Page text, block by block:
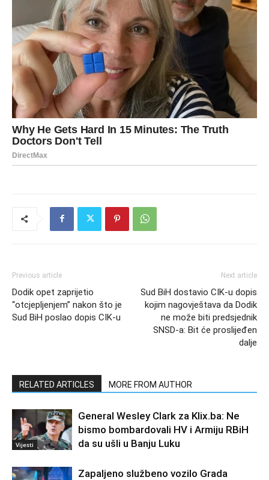
Previous article
Dodik opet zaprijetio
“otcjepljenjem” nakon što je
Sud BiH poslao dopis CIK-u
Next article
Sud BiH dostavio CIK-u dopis
kojim nagovještava da Dodik
ne može biti predsjednik
SNSD-a: Bit će proslijeđen
dalje
RELATED ARTICLES MORE FROM AUTHOR
Vijesti
General Wesley Clark za Klix.ba: Ne
bismo bombardovali HV i Armiju RBiH
da su ušli u Banju Luku
Zapaljeno službeno vozilo Grada